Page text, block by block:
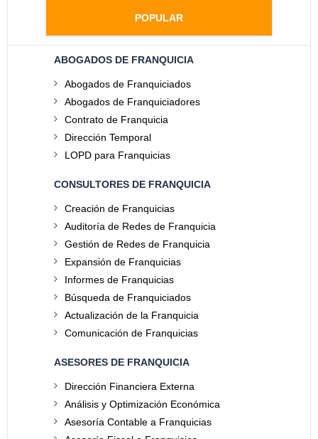
POPULAR
ABOGADOS DE FRANQUICIA
Abogados de Franquiciados
Abogados de Franquiciadores
Contrato de Franquicia
Dirección Temporal
LOPD para Franquicias
CONSULTORES DE FRANQUICIA
Creación de Franquicias
Auditoría de Redes de Franquicia
Gestión de Redes de Franquicia
Expansión de Franquicias
Informes de Franquicias
Búsqueda de Franquiciados
Actualización de la Franquicia
Comunicación de Franquicias
ASESORES DE FRANQUICIA
Dirección Financiera Externa
Análisis y Optimización Económica
Asesoría Contable a Franquicias